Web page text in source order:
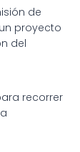
de
proyecto
del
recorrer